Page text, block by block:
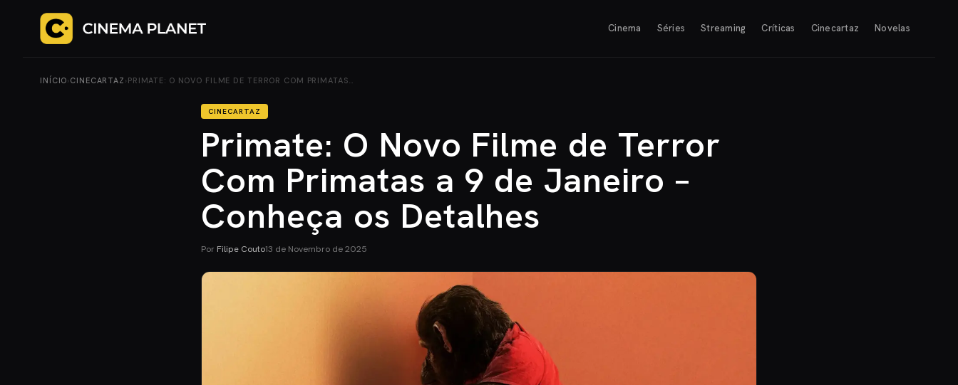
Cinema Séries Streaming Críticas Cinecartaz Novelas
INÍCIO› CINECARTAZ › PRIMATE: O NOVO FILME DE TERROR COM PRIMATAS…
CINECARTAZ
Primate: O Novo Filme de Terror
Com Primatas a 9 de Janeiro –
Conheça os Detalhes
Por Filipe Couto13 de Novembro de 2025